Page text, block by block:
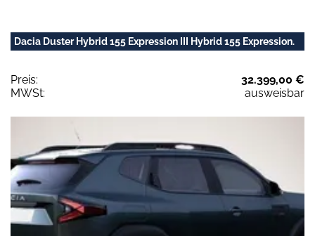
Dacia Duster Hybrid 155 Expression III Hybrid 155 Expression.
Preis:
32.399,00 €
MWSt:
ausweisbar